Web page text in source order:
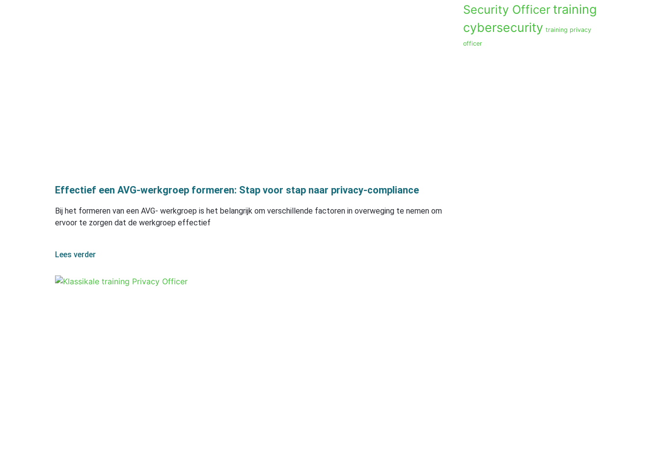
Effectief een AVG-werkgroep formeren: Stap voor stap naar privacy-compliance
Bij het formeren van een AVG- werkgroep is het belangrijk om verschillende factoren in overweging te nemen om
ervoor te zorgen dat de werkgroep effectief
Lees verder
Security Officertraining
cybersecurity training privacy
officer